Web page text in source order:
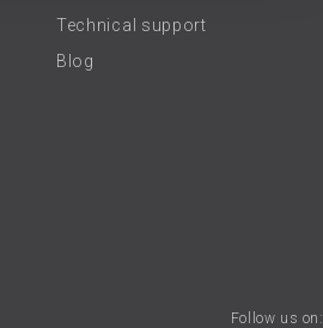
Technical support
Blog
Follow us on: